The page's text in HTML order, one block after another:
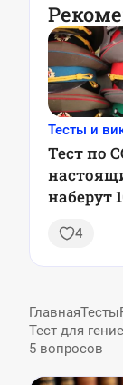
Тесты и
Тест по
наберут
4
ГлавнаяТесты
Тест для
5 вопросов